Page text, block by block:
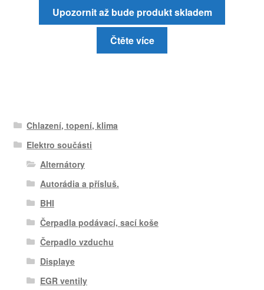
Upozornit až bude produkt skladem
Čtěte více
Chlazení, topení, klima
Elektro součásti
Alternátory
Autorádia a přísluš.
BHI
Čerpadla podávací, sací koše
Čerpadlo vzduchu
Displaye
EGR ventily